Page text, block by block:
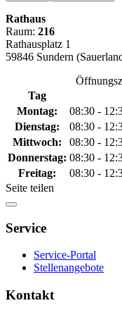
Rathaus
Raum: 216
Rathausplatz 1
59846 Sundern
Tag
Montag:
08:30 -
Dienstag:
08:30 -
Mittwoch:
08:30 -
Donnerstag: 08:30 -
Freitag:
08:30 -
Seite teilen
Service
Service-Portal
Stellenangebote
Kontakt